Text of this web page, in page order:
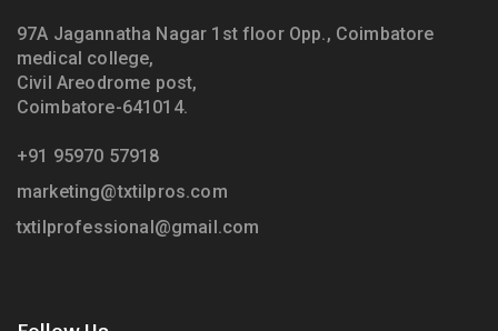
97A Jagannatha Nagar 1st floor Opp., Coimbatore
medical college,
Civil Areodrome post,
Coimbatore-641014.
+91 95970 57918
marketing@txtilpros.com
txtilprofessional@gmail.com